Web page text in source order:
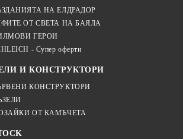
НА ЕЛДРАДОР
ОТ СВЕТА НА БАЯЛА
ГЕРОИ
- Супер оферти
И КОНСТРУКТОРИ
КОНСТРУКТОРИ
ОТ КАМЪЧЕТА